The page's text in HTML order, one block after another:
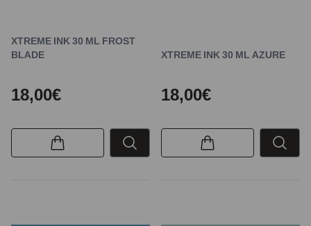
XTREME INK 30 ML FROST
BLADE
18,00€
XTREME INK 30 ML AZURE
18,00€